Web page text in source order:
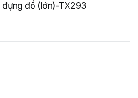
đựng đồ (lớn)-TX293